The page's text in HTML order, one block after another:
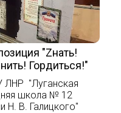
"Zнать!
Гордиться!"
ЛНР "Луганская
школа № 12
Н. В. Галицкого"